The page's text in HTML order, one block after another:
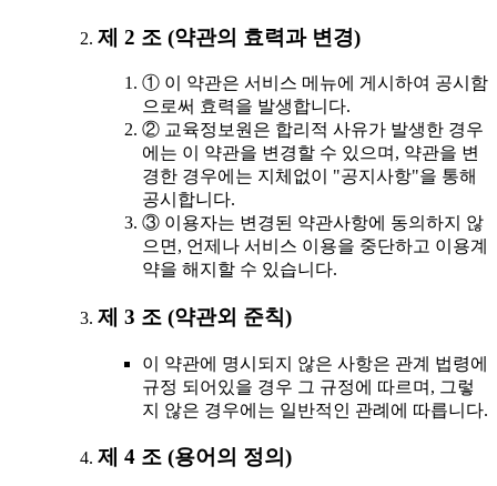
제 2 조 (약관의 효력과 변경)
① 이 약관은 서비스 메뉴에 게시하여 공시함
으로써 효력을 발생합니다.
② 교육정보원은 합리적 사유가 발생한 경우
에는 이 약관을 변경할 수 있으며, 약관을 변
경한 경우에는 지체없이 "공지사항"을 통해
공시합니다.
③ 이용자는 변경된 약관사항에 동의하지 않
으면, 언제나 서비스 이용을 중단하고 이용계
약을 해지할 수 있습니다.
제 3 조 (약관외 준칙)
이 약관에 명시되지 않은 사항은 관계 법령에
규정 되어있을 경우 그 규정에 따르며, 그렇
지 않은 경우에는 일반적인 관례에 따릅니다.
제 4 조 (용어의 정의)